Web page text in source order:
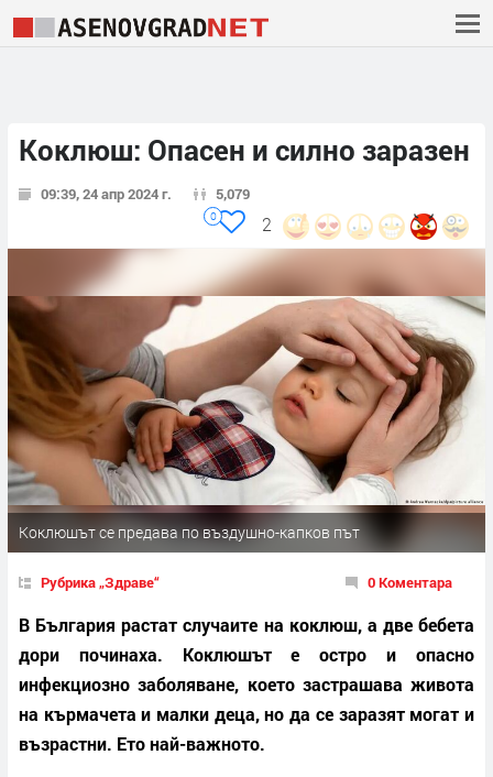
Коклюш: Опасен и силно заразен
09:39, 24 апр 2024 г. 5,079
2
0
Коклюшът се предава по въздушно-капков път
Рубрика „Здраве“ 0 Коментара
В България растат случаите на коклюш, а две бебета
дори починаха. Коклюшът е остро и опасно
инфекциозно заболяване, което застрашава живота
на кърмачета и малки деца, но да се заразят могат и
възрастни. Ето най-важното.